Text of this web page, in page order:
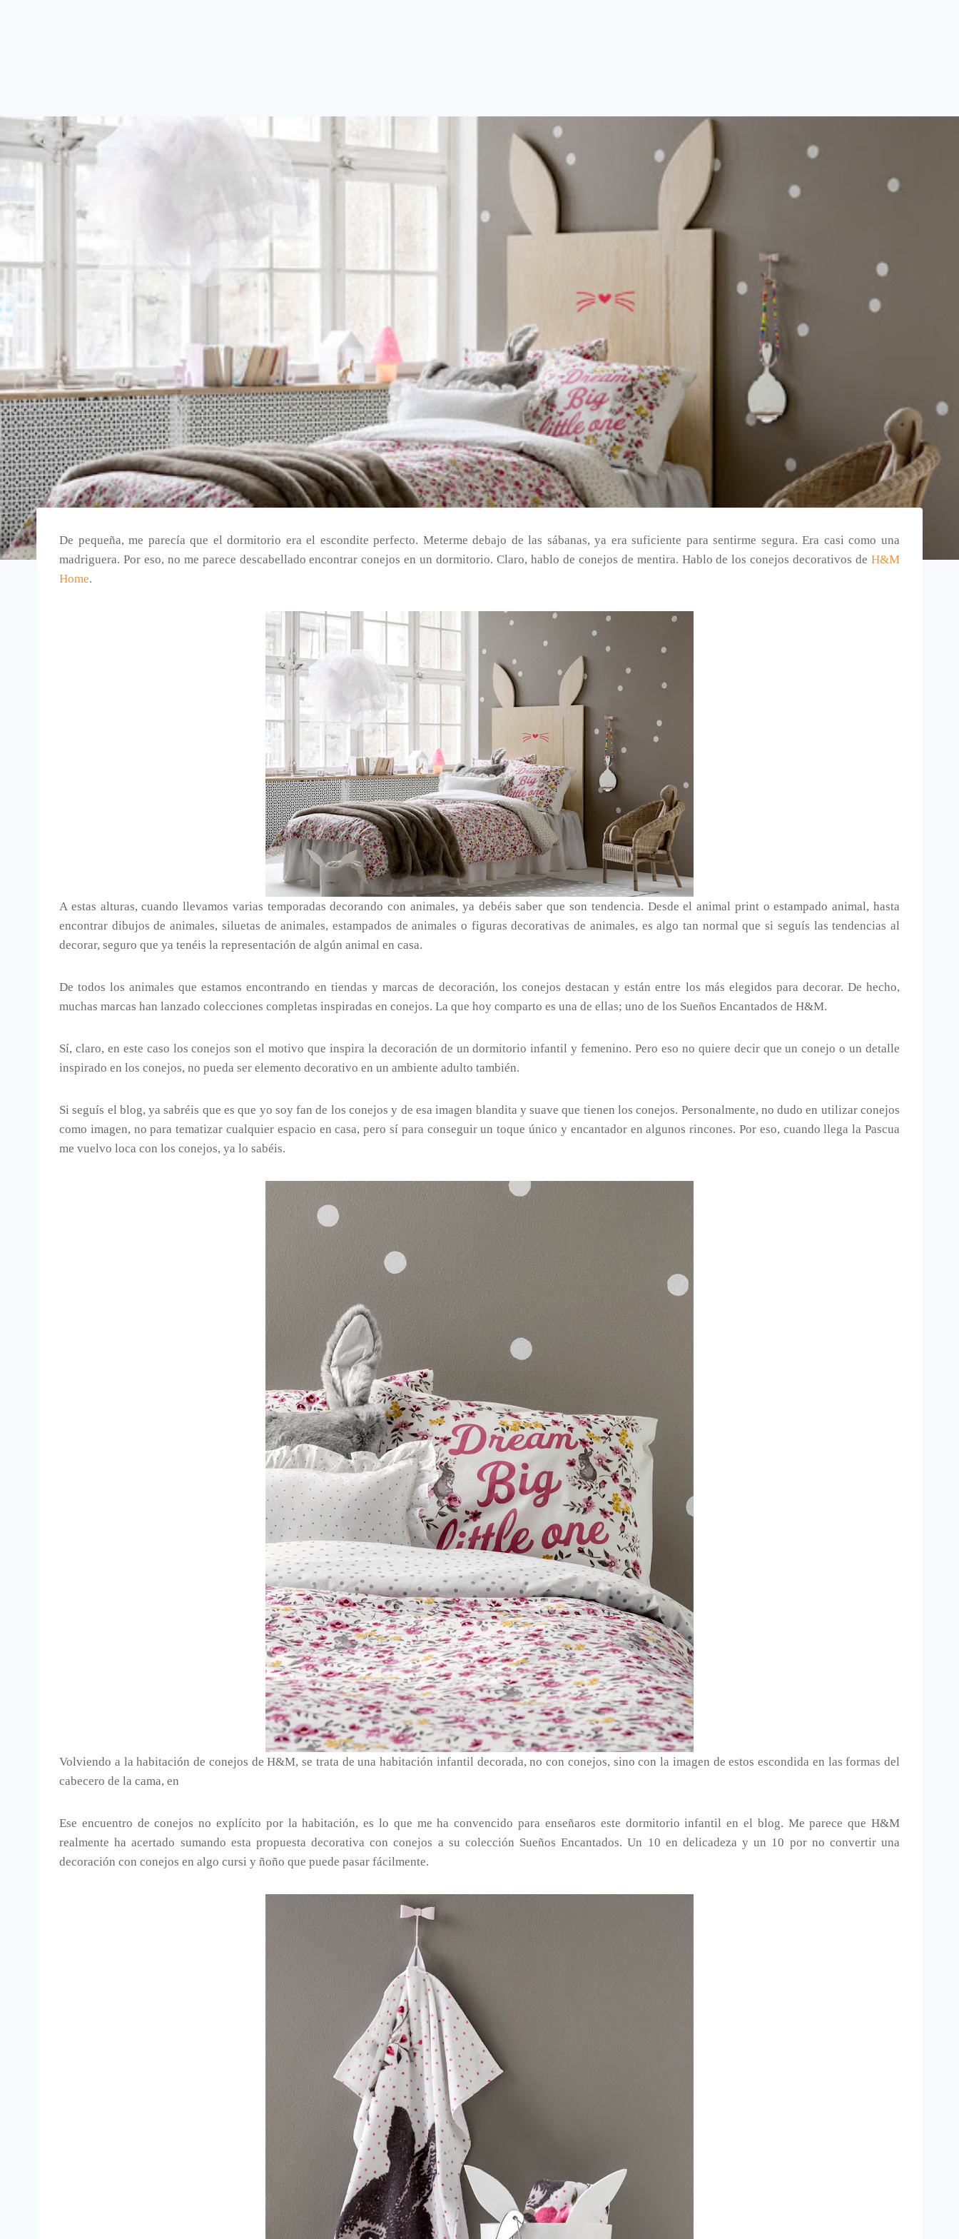
De pequeña, me parecía que el dormitorio era el escondite perfecto. Meterme debajo de las sábanas, ya era suficiente para sentirme segura. Era casi como una
madriguera. Por eso, no me parece descabellado encontrar conejos en un dormitorio. Claro, hablo de conejos de mentira. Hablo de los conejos decorativos de H&M
Home.
A estas alturas, cuando llevamos varias temporadas decorando con animales, ya debéis saber que son tendencia. Desde el animal print o estampado animal, hasta
encontrar dibujos de animales, siluetas de animales, estampados de animales o figuras decorativas de animales, es algo tan normal que si seguís las tendencias al
decorar, seguro que ya tenéis la representación de algún animal en casa.
De todos los animales que estamos encontrando en tiendas y marcas de decoración, los conejos destacan y están entre los más elegidos para decorar. De hecho,
muchas marcas han lanzado colecciones completas inspiradas en conejos. La que hoy comparto es una de ellas; uno de los Sueños Encantados de H&M.
Sí, claro, en este caso los conejos son el motivo que inspira la decoración de un dormitorio infantil y femenino. Pero eso no quiere decir que un conejo o un detalle
inspirado en los conejos, no pueda ser elemento decorativo en un ambiente adulto también.
Si seguís el blog, ya sabréis que es que yo soy fan de los conejos y de esa imagen blandita y suave que tienen los conejos. Personalmente, no dudo en utilizar conejos
como imagen, no para tematizar cualquier espacio en casa, pero sí para conseguir un toque único y encantador en algunos rincones. Por eso, cuando llega la Pascua
me vuelvo loca con los conejos, ya lo sabéis.
Volviendo a la habitación de conejos de H&M, se trata de una habitación infantil decorada, no con conejos, sino con la imagen de estos escondida en las formas del
cabecero de la cama, en
Ese encuentro de conejos no explícito por la habitación, es lo que me ha convencido para enseñaros este dormitorio infantil en el blog. Me parece que H&M
realmente ha acertado sumando esta propuesta decorativa con conejos a su colección Sueños Encantados. Un 10 en delicadeza y un 10 por no convertir una
decoración con conejos en algo cursi y ñoño que puede pasar fácilmente.